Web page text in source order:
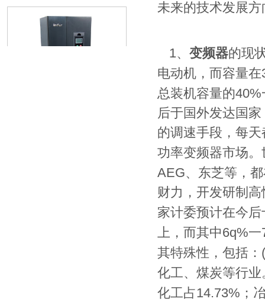
未来的技术发展
1、 变频器的现
电动机，而容量在
总装机容量的40%
后于国外发达国
的调速手段，每
功率变频器市场
AEG、东芝等，
财力，开发研制
家计委预计在今
上，而其中6q%一
其特殊性，包括：
化工、煤炭等行
化工占14.73% ；